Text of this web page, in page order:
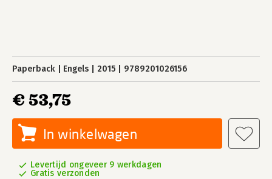
Paperback Engels 2015 9789201026156
€ 53,75
In winkelwagen
Levertijd ongeveer 9 werkdagen
Gratis verzonden